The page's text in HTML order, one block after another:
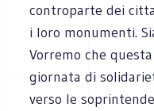
controparte dei
i loro monumenti.
Vorremo che
giornata di
verso le